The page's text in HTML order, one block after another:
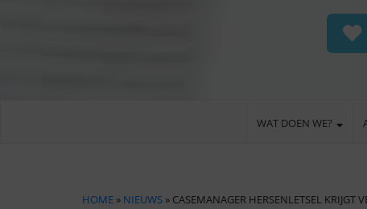
WAT DOEN WE?
HOME » NIEUWS » CASEMANAGER HERSENLETSEL KRIJGT